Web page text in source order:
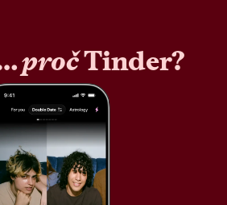
pročTinder?